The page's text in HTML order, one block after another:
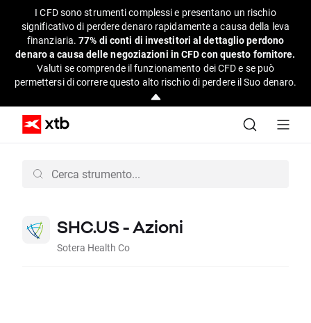
I CFD sono strumenti complessi e presentano un rischio
significativo di perdere denaro rapidamente a causa della leva
finanziaria.77% di conti di investitori al dettaglio perdono
denaro a causa delle negoziazioni in CFD con questo fornitore.
Valuti se comprende il funzionamento dei CFD e se può
permettersi di correre questo alto rischio di perdere il Suo denaro.
SHC.US - Azioni
Sotera Health Co